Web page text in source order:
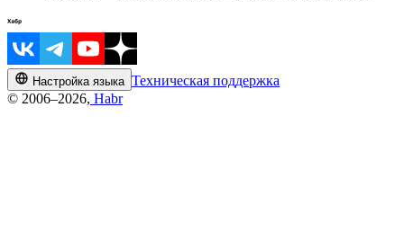
Настройка языка Техническая поддержка
© 2006–2026, Habr